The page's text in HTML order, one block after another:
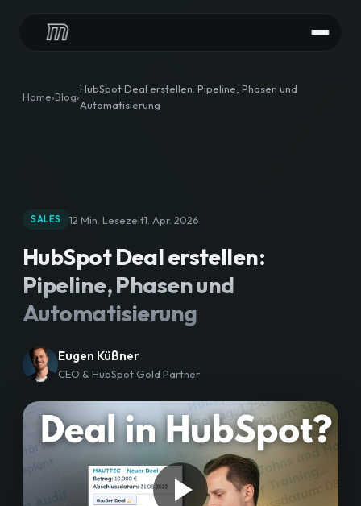
HubSpot Audit
HubSpot Betreuung
CONTENT
HubSpot Agentur
Workshops
Blog
Bewertungen
Home Blog
HubSpot Deal erstellen: Pipeline, Phasen und
Automatisierung
SALES 12 Min. Lesezeit1. Apr. 2026
HubSpot Deal erstellen:
Pipeline, Phasen und
Automatisierung
Eugen Küßner
CEO & HubSpot Gold Partner